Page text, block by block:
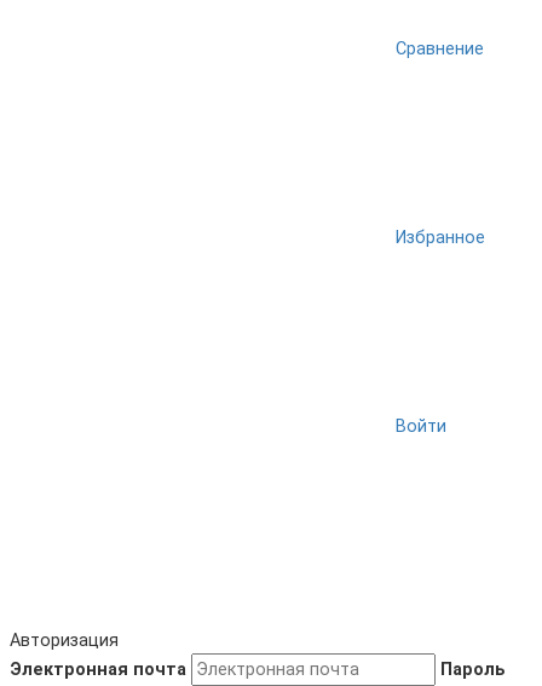
Сравнение
Избранное
Войти
Авторизация
Электронная почта
Пароль